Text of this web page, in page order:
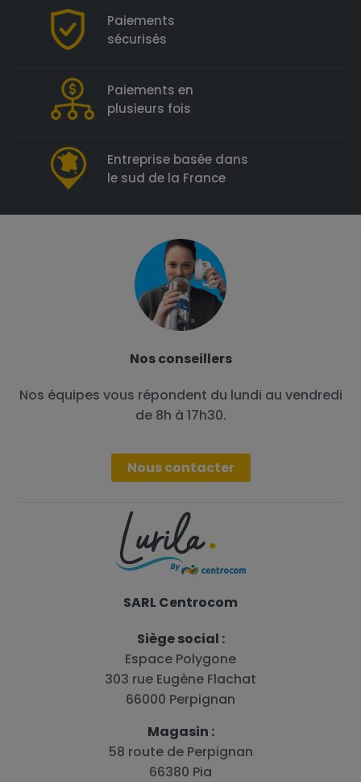
Paiements
sécurisés
Paiements en
plusieurs fois
Entreprise basée dans
le sud de la France
Nos conseillers
Nos équipes vous répondent du lundi au vendredi
de 8h à 17h30.
Nous contacter
SARL Centrocom
Siège social :
Espace Polygone
303 rue Eugène Flachat
66000 Perpignan
Magasin :
58 route de Perpignan
66380 Pia